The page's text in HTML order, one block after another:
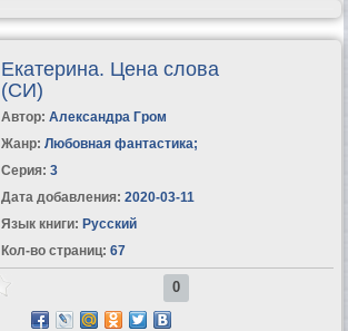
Екатерина. Цена слова
(СИ)
Автор: Александра Гром
Жанр: Любовная фантастика;
Серия: 3
Дата добавления: 2020-03-11
Язык книги: Русский
Кол-во страниц: 67
0